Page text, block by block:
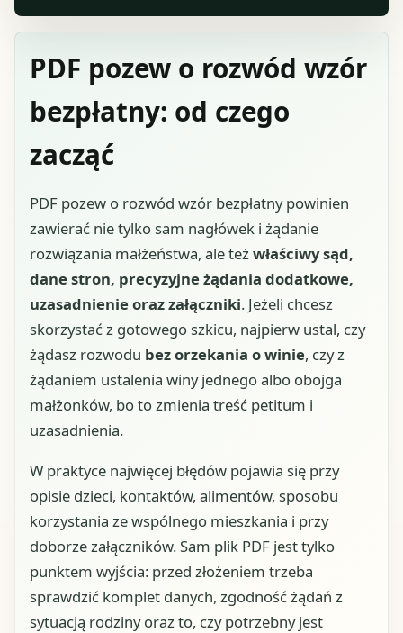
PDF pozew o rozwód wzór
bezpłatny: od czego
zacząć
PDF pozew o rozwód wzór bezpłatny powinien
zawierać nie tylko sam nagłówek i żądanie
rozwiązania małżeństwa, ale teżwłaściwy sąd,
dane stron, precyzyjne żądania dodatkowe,
uzasadnienie oraz załączniki. Jeżeli chcesz
skorzystać z gotowego szkicu, najpierw ustal, czy
żądasz rozwodu bez orzekania o winie, czy z
żądaniem ustalenia winy jednego albo obojga
małżonków, bo to zmienia treść petitum i
uzasadnienia.
W praktyce najwięcej błędów pojawia się przy
opisie dzieci, kontaktów, alimentów, sposobu
korzystania ze wspólnego mieszkania i przy
doborze załączników. Sam plik PDF jest tylko
punktem wyjścia: przed złożeniem trzeba
sprawdzić komplet danych, zgodność żądań z
sytuacją rodziny oraz to, czy potrzebny jest